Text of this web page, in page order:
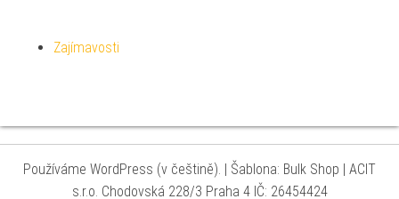
Zajímavosti
Používáme WordPress (v češtině). | Šablona: Bulk Shop | ACIT
s.r.o. Chodovská 228/3 Praha 4 IČ: 26454424